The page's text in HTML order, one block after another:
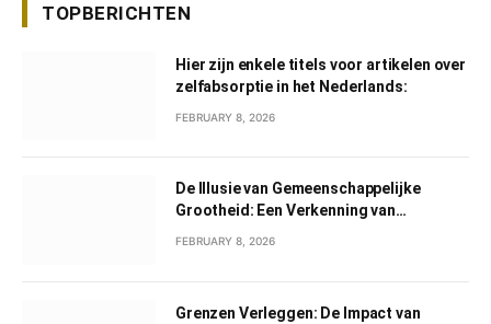
TOPBERICHTEN
Hier zijn enkele titels voor artikelen over
zelfabsorptie in het Nederlands:
FEBRUARY 8, 2026
De Illusie van Gemeenschappelijke
Grootheid: Een Verkenning van
Gemeenschappelijk Narcisme
FEBRUARY 8, 2026
Grenzen Verleggen: De Impact van